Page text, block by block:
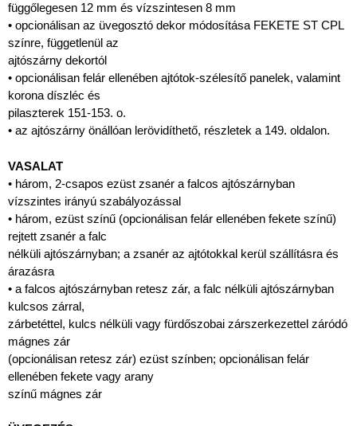
függőlegesen 12 mm és vízszintesen 8 mm
• opcionálisan az üvegosztó dekor módosítása FEKETE ST CPL
színre, függetlenül az
ajtószárny dekortól
• opcionálisan felár ellenében ajtótok-szélesítő panelek, valamint
korona díszléc és
pilaszterek 151-153. o.
• az ajtószárny önállóan lerövidíthető, részletek a 149. oldalon.
VASALAT
• három, 2-csapos ezüst zsanér a falcos ajtószárnyban
vízszintes irányú szabályozással
• három, ezüst színű (opcionálisan felár ellenében fekete színű)
rejtett zsanér a falc
nélküli ajtószárnyban; a zsanér az ajtótokkal kerül szállításra és
árazásra
• a falcos ajtószárnyban retesz zár, a falc nélküli ajtószárnyban
kulcsos zárral,
zárbetéttel, kulcs nélküli vagy fürdőszobai zárszerkezettel záródó
mágnes zár
(opcionálisan retesz zár) ezüst színben; opcionálisan felár
ellenében fekete vagy arany
színű mágnes zár